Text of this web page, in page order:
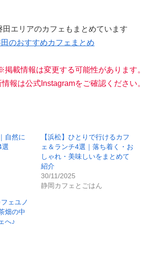
エリアのカフェもまとめています
のおすすめカフェまとめ
掲載情報は変更する可能性があります。
報は公式Instagramをご確認く ださい。
自然に
選
【浜松】ひとりで行けるカフ
ェ＆ランチ4選｜落ち着く・お
しゃれ・美味しいをまとめて
紹介
30/11/2025
静岡カフェとごはん
ェユノ
畑の中
へ♪